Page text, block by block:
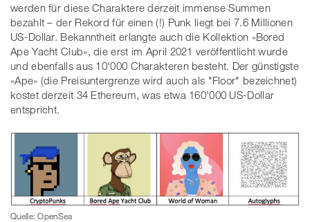
werden für diese Charaktere derzeit immense Summen
bezahlt – der Rekord für einen (!) Punk liegt bei 7.6 Millionen
US-Dollar. Bekanntheit erlangte auch die Kollektion «Bored
Ape Yacht Club», die erst im April 2021 veröffentlicht wurde
und ebenfalls aus 10'000 Charakteren besteht. Der günstigste
«Ape» (die Preisuntergrenze wird auch als "Floor" bezeichnet)
kostet derzeit 34 Ethereum, was etwa 160'000 US-Dollar
entspricht.
Quelle: OpenSea